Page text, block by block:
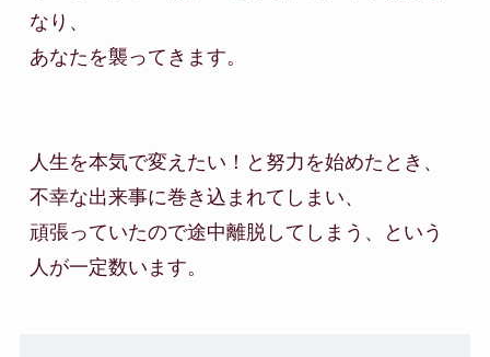
なり、
あなたを襲ってきます。
人生を本気で変えたい！と努力を始めたとき、
不幸な出来事に巻き込まれてしまい、
頑張っていたので途中離脱してしまう、という